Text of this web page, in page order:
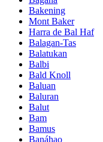
Bakening
Mont Baker
Harra de Bal Haf
Balagan-Tas
Balatukan
Balbi
Bald Knoll
Baluan
Baluran
Balut
Bam
Bamus
Banáhao